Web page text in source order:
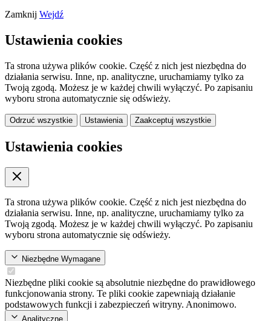
Zamknij Wejdź
Ustawienia cookies
Ta strona używa plików cookie. Część z nich jest niezbędna do
działania serwisu. Inne, np. analityczne, uruchamiamy tylko za
Twoją zgodą. Możesz je w każdej chwili wyłączyć. Po zapisaniu
wyboru strona automatycznie się odświeży.
Odrzuć wszystkie Ustawienia Zaakceptuj wszystkie
Ustawienia cookies
Ta strona używa plików cookie. Część z nich jest niezbędna do
działania serwisu. Inne, np. analityczne, uruchamiamy tylko za
Twoją zgodą. Możesz je w każdej chwili wyłączyć. Po zapisaniu
wyboru strona automatycznie się odświeży.
Niezbędne Wymagane
Niezbędne pliki cookie są absolutnie niezbędne do prawidłowego
funkcjonowania strony. Te pliki cookie zapewniają działanie
podstawowych funkcji i zabezpieczeń witryny. Anonimowo.
Analityczne